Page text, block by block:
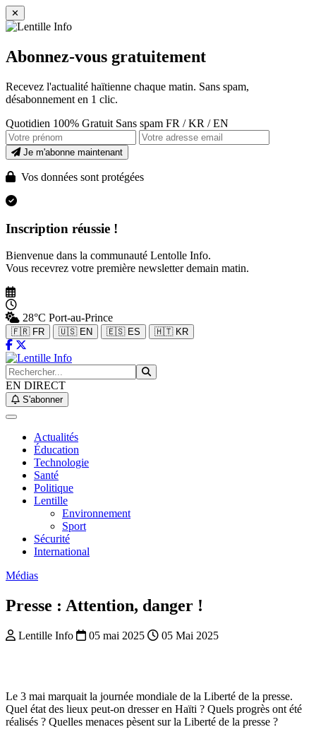
✕
Abonnez-vous gratuitement
Recevez l'actualité haïtienne chaque matin. Sans spam,
désabonnement en 1 clic.
Quotidien 100% Gratuit Sans spam FR / KR / EN
Je m'abonne maintenant
Vos données sont protégées
Inscription réussie !
Bienvenue dans la communauté Lentolle Info.
Vous recevrez votre première newsletter demain matin.
28°C Port-au-Prince
🇫🇷 FR 🇺🇸 EN 🇪🇸 ES 🇭🇹 KR
EN DIRECT
S'abonner
Actualités
Éducation
Technologie
Santé
Politique
Lentille
Environnement
Sport
Sécurité
International
Médias
Presse : Attention, danger !
Lentille Info 05 mai 2025 05 Mai 2025
Le 3 mai marquait la journée mondiale de la Liberté de la presse.
Quel état des lieux peut-on dresser en Haïti ? Quels progrès ont été
réalisés ? Quelles menaces pèsent sur la Liberté de la presse ?